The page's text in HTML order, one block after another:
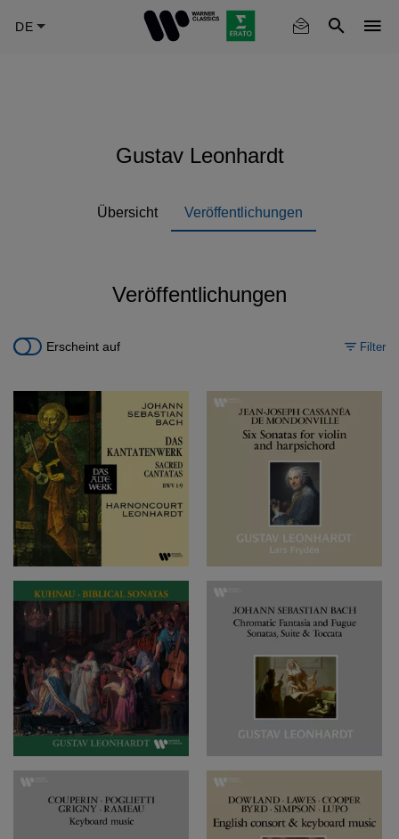
Gustav Leonhardt
Übersicht Veröffentlichungen
Veröffentlichungen
Erscheint auf Filter